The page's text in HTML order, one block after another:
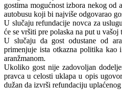
gostima mogućnost izbora nekog od
autobusu koji bi najviše odgovarao
U slučaju refundacije novca za
će se vršiti pre polaska na put u
U slučaju da gost odustane od
primenjuje ista otkazna politika kao
aranžmanom.
Ukoliko gost nije zadovoljan
pravca u celosti uklapa u opis
dužan da izvrši refundaciju uplaćenog